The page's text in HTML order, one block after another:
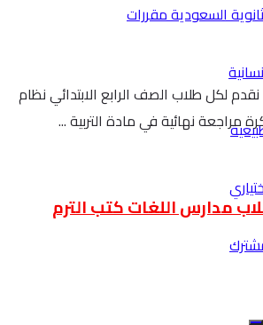
السعودية مقررات
نقدم لكل طلاب الصف الرابع الابتدائي نظام
مراجعة نهائية في مادة التربية ...
مدارس اللغات كتب الترم